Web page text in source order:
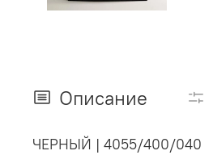
Описание
ЧЕРНЫЙ | 4055/400/040